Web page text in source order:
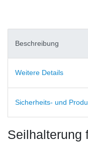
Beschreibung
Weitere Details
Sicherheits- und
Seilhalterung